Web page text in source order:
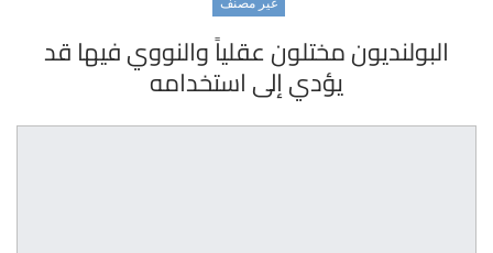
البولنديون مختلون عقلياً والنووي فيها قد
يؤدي إلى استخدامه